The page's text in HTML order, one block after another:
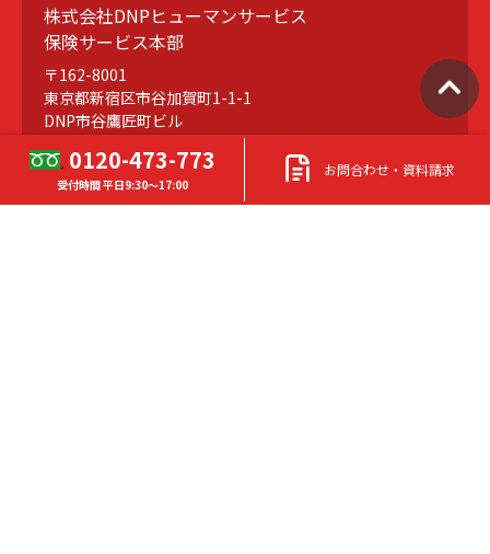
0120-473-773
受付時間 平日9:30～17:00
お問合わせ・資料請求
株式会社DNPヒューマンサービス
保険サービス本部
〒162-8001
東京都新宿区市谷加賀町1-1-1
DNP市谷鷹匠町ビル
TEL